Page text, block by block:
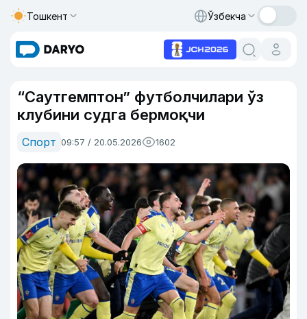
Тошкент Ўзбекча
“Саутгемптон” футболчилари ўз
клубини судга бермоқчи
Спорт 09:57 / 20.05.2026 1602